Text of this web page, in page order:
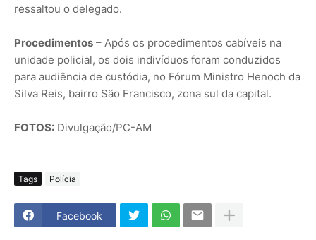
ressaltou o delegado.
Procedimentos – Após os procedimentos cabíveis na
unidade policial, os dois indivíduos foram conduzidos
para audiência de custódia, no Fórum Ministro Henoch da
Silva Reis, bairro São Francisco, zona sul da capital.
FOTOS: Divulgação/PC-AM
Tags Polícia
Facebook